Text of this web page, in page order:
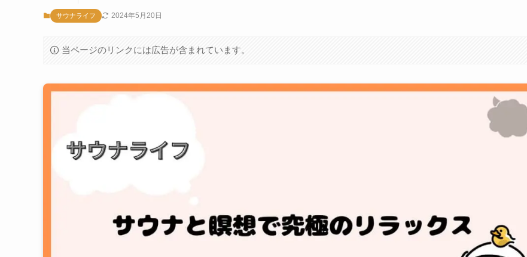
サウナライフ 2024年5月20日
当ページのリンクには広告が含まれています。